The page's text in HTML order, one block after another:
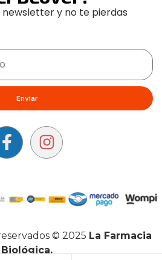
y no te pierdas
Enviar
© 2025 La Farmacia
Biológica.